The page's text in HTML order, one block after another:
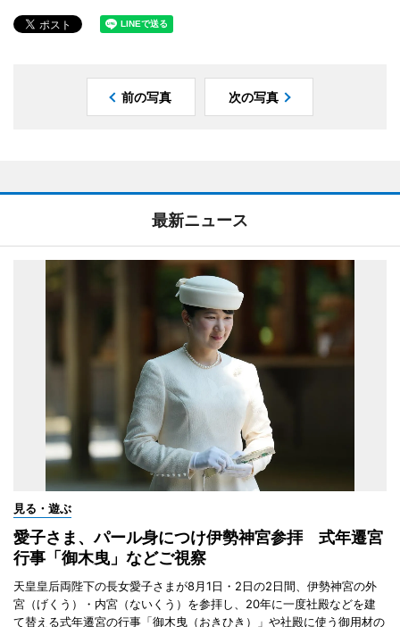
前の写真 次の写真
最新ニュース
見る・遊ぶ
愛子さま、パール身につけ伊勢神宮参拝 式年遷宮
行事「御木曳」などご視察
天皇皇后両陛下の長女愛子さまが8月1日・2日の2日間、伊勢神宮の外
宮（げくう）・内宮（ないくう）を参拝し、20年に一度社殿などを建
て替える式年遷宮の行事「御木曳（おきひき）」や社殿に使う御用材の